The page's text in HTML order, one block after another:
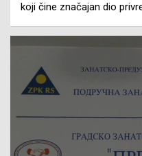
koji čine značajan dio